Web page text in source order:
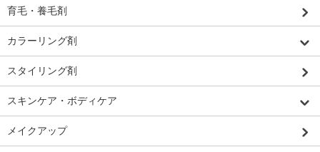
育毛・養毛剤
カラーリング剤
スタイリング剤
スキンケア・ボディケア
メイクアップ